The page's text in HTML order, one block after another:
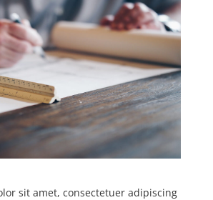
sit amet, consectetuer adipiscing